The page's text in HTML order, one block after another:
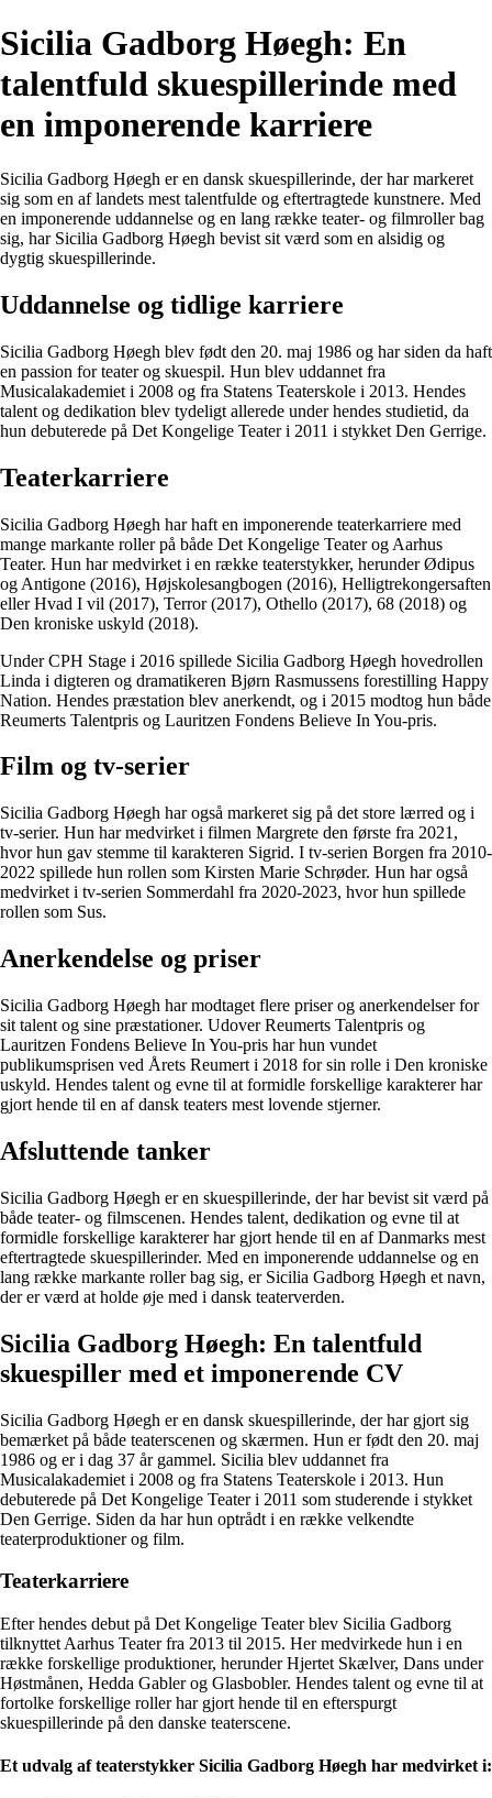
Sicilia Gadborg Høegh: En
talentfuld skuespillerinde med
en imponerende karriere
Sicilia Gadborg Høegh er en dansk skuespillerinde, der har markeret
sig som en af landets mest talentfulde og eftertragtede kunstnere. Med
en imponerende uddannelse og en lang række teater- og filmroller bag
sig, har Sicilia Gadborg Høegh bevist sit værd som en alsidig og
dygtig skuespillerinde.
Uddannelse og tidlige karriere
Sicilia Gadborg Høegh blev født den 20. maj 1986 og har siden da haft
en passion for teater og skuespil. Hun blev uddannet fra
Musicalakademiet i 2008 og fra Statens Teaterskole i 2013. Hendes
talent og dedikation blev tydeligt allerede under hendes studietid, da
hun debuterede på Det Kongelige Teater i 2011 i stykket Den Gerrige.
Teaterkarriere
Sicilia Gadborg Høegh har haft en imponerende teaterkarriere med
mange markante roller på både Det Kongelige Teater og Aarhus
Teater. Hun har medvirket i en række teaterstykker, herunder Ødipus
og Antigone (2016), Højskolesangbogen (2016), Helligtrekongersaften
eller Hvad I vil (2017), Terror (2017), Othello (2017), 68 (2018) og
Den kroniske uskyld (2018).
Under CPH Stage i 2016 spillede Sicilia Gadborg Høegh hovedrollen
Linda i digteren og dramatikeren Bjørn Rasmussens forestilling Happy
Nation. Hendes præstation blev anerkendt, og i 2015 modtog hun både
Reumerts Talentpris og Lauritzen Fondens Believe In You-pris.
Film og tv-serier
Sicilia Gadborg Høegh har også markeret sig på det store lærred og i
tv-serier. Hun har medvirket i filmen Margrete den første fra 2021,
hvor hun gav stemme til karakteren Sigrid. I tv-serien Borgen fra 2010-
2022 spillede hun rollen som Kirsten Marie Schrøder. Hun har også
medvirket i tv-serien Sommerdahl fra 2020-2023, hvor hun spillede
rollen som Sus.
Anerkendelse og priser
Sicilia Gadborg Høegh har modtaget flere priser og anerkendelser for
sit talent og sine præstationer. Udover Reumerts Talentpris og
Lauritzen Fondens Believe In You-pris har hun vundet
publikumsprisen ved Årets Reumert i 2018 for sin rolle i Den kroniske
uskyld. Hendes talent og evne til at formidle forskellige karakterer har
gjort hende til en af dansk teaters mest lovende stjerner.
Afsluttende tanker
Sicilia Gadborg Høegh er en skuespillerinde, der har bevist sit værd på
både teater- og filmscenen. Hendes talent, dedikation og evne til at
formidle forskellige karakterer har gjort hende til en af Danmarks mest
eftertragtede skuespillerinder. Med en imponerende uddannelse og en
lang række markante roller bag sig, er Sicilia Gadborg Høegh et navn,
der er værd at holde øje med i dansk teaterverden.
Sicilia Gadborg Høegh: En talentfuld
skuespiller med et imponerende CV
Sicilia Gadborg Høegh er en dansk skuespillerinde, der har gjort sig
bemærket på både teaterscenen og skærmen. Hun er født den 20. maj
1986 og er i dag 37 år gammel. Sicilia blev uddannet fra
Musicalakademiet i 2008 og fra Statens Teaterskole i 2013. Hun
debuterede på Det Kongelige Teater i 2011 som studerende i stykket
Den Gerrige. Siden da har hun optrådt i en række velkendte
teaterproduktioner og film.
Teaterkarriere
Efter hendes debut på Det Kongelige Teater blev Sicilia Gadborg
tilknyttet Aarhus Teater fra 2013 til 2015. Her medvirkede hun i en
række forskellige produktioner, herunder Hjertet Skælver, Dans under
Høstmånen, Hedda Gabler og Glasbobler. Hendes talent og evne til at
fortolke forskellige roller har gjort hende til en efterspurgt
skuespillerinde på den danske teaterscene.
Et udvalg af teaterstykker Sicilia Gadborg Høegh har medvirket i: